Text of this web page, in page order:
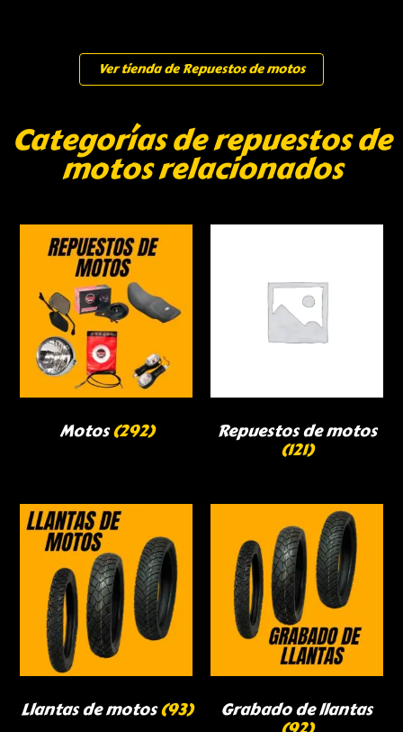
Ver tienda de Repuestos de motos
Categorías de repuestos de
motos relacionados
Motos(292) Repuestos de motos
(121)
Llantas de motos(93) Grabado de llantas